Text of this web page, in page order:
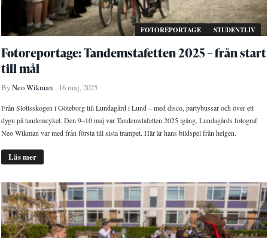
FOTOREPORTAGE STUDENTLIV
Fotoreportage: Tandemstafetten 2025 – från start
till mål
ByNeo Wikman 16 maj, 2025
Från Slottsskogen i Göteborg till Lundagård i Lund – med disco, partybussar och över ett
dygn på tandemcykel. Den 9–10 maj var Tandemstafetten 2025 igång. Lundagårds fotograf
Neo Wikman var med från första till sista trampet. Här är hans bildspel från helgen.
Läs mer